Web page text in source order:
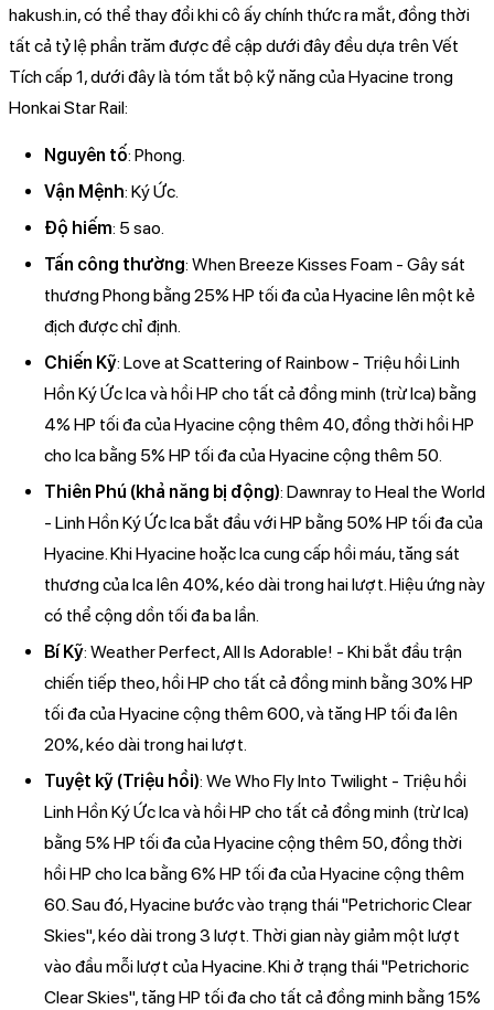
hakush.in, có thể thay đổi khi cô ấy chính thức ra mắt, đồng thời
tất cả tỷ lệ phần trăm được đề cập dưới đây đều dựa trên Vết
Tích cấp 1, dưới đây là tóm tắt bộ kỹ năng của Hyacine trong
Honkai Star Rail:
Nguyên tố: Phong.
Vận Mệnh: Ký Ức.
Độ hiếm: 5 sao.
Tấn công thường: When Breeze Kisses Foam - Gây sát
thương Phong bằng 25% HP tối đa của Hyacine lên một kẻ
địch được chỉ định.
Chiến Kỹ: Love at Scattering of Rainbow - Triệu hồi Linh
Hồn Ký Ức Ica và hồi HP cho tất cả đồng minh (trừ Ica) bằng
4% HP tối đa của Hyacine cộng thêm 40, đồng thời hồi HP
cho Ica bằng 5% HP tối đa của Hyacine cộng thêm 50.
Thiên Phú (khả năng bị động): Dawnray to Heal the World
- Linh Hồn Ký Ức Ica bắt đầu với HP bằng 50% HP tối đa của
Hyacine. Khi Hyacine hoặc Ica cung cấp hồi máu, tăng sát
thương của Ica lên 40%, kéo dài trong hai lượt. Hiệu ứng này
có thể cộng dồn tối đa ba lần.
Bí Kỹ: Weather Perfect, All Is Adorable! - Khi bắt đầu trận
chiến tiếp theo, hồi HP cho tất cả đồng minh bằng 30% HP
tối đa của Hyacine cộng thêm 600, và tăng HP tối đa lên
20%, kéo dài trong hai lượt.
Tuyệt kỹ (Triệu hồi): We Who Fly Into Twilight - Triệu hồi
Linh Hồn Ký Ức Ica và hồi HP cho tất cả đồng minh (trừ Ica)
bằng 5% HP tối đa của Hyacine cộng thêm 50, đồng thời
hồi HP cho Ica bằng 6% HP tối đa của Hyacine cộng thêm
60. Sau đó, Hyacine bước vào trạng thái "Petrichoric Clear
Skies", kéo dài trong 3 lượt. Thời gian này giảm một lượt
vào đầu mỗi lượt của Hyacine. Khi ở trạng thái "Petrichoric
Clear Skies", tăng HP tối đa cho tất cả đồng minh bằng 15%